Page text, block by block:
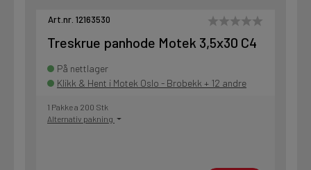
Art.nr. 12163530
Treskrue panhode Motek 3,5x30 C4
På nettlager
Klikk & Hent i Motek Oslo - Brobekk + 12 andre
1 Pakke a 200 Stk
Alternativ pakning